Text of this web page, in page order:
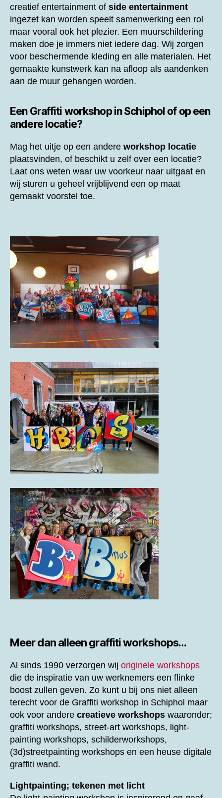
creatief entertainment of side entertainment
ingezet kan worden speelt samenwerking een rol
maar vooral ook het plezier. Een muurschildering
maken doe je immers niet iedere dag. Wij zorgen
voor beschermende kleding en alle materialen. Het
gemaakte kunstwerk kan na afloop als aandenken
aan de muur gehangen worden.
Een Graffiti workshop in Schiphol of op een
andere locatie?
Mag het uitje op een andere workshop locatie
plaatsvinden, of beschikt u zelf over een locatie?
Laat ons weten waar uw voorkeur naar uitgaat en
wij sturen u geheel vrijblijvend een op maat
gemaakt voorstel toe.
Meer dan alleen graffiti workshops…
Al sinds 1990 verzorgen wij originele workshops
die de inspiratie van uw werknemers een flinke
boost zullen geven. Zo kunt u bij ons niet alleen
terecht voor de Graffiti workshop in Schiphol maar
ook voor andere creatieve workshops waaronder;
graffiti workshops, street-art workshops, light-
painting workshops, schilderworkshops,
(3d)streetpainting workshops en een heuse digitale
graffiti wand.
Lightpainting; tekenen met licht